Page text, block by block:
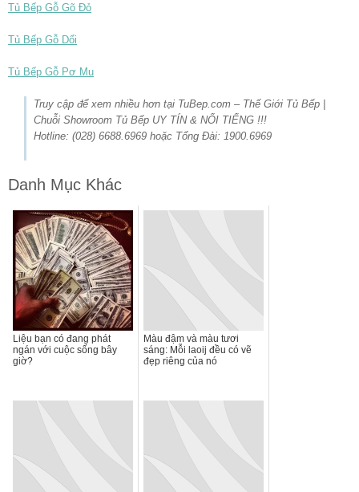
Tủ Bếp Gỗ Gõ Đỏ
Tủ Bếp Gỗ Dổi
Tủ Bếp Gỗ Pơ Mu
Truy cập để xem nhiều hơn tại TuBep.com – Thế Giới Tủ Bếp |
Chuỗi Showroom Tủ Bếp UY TÍN & NỔI TIẾNG !!!
Hotline: (028) 6688.6969 hoặc Tổng Đài: 1900.6969
Danh Mục Khác
Liệu bạn có đang phát
ngán với cuộc sống bây
giờ?
Màu đậm và màu tươi
sáng: Mỗi laoij đều có vẽ
đẹp riêng của nó